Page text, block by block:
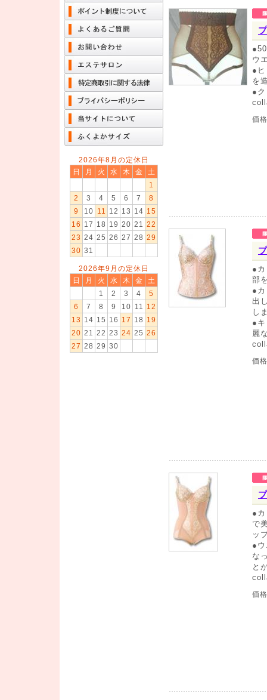
2026年8月の定休日
日
月 火 水 木 金
土
1
2
3 4 5 6 7
8
9
10 11 12 13 14 15
16
17 18 19 20 21
22
23 24 25 26 27 28 29
30 31
2026年9月の定休日
日
月 火 水 木 金
土
1
2 3 4
5
6
7 8 9 10 11
12
13
14 15 16 17 18
19
20 21 22 23 24 25 26
27 28 29 30
ウ
●
を
●
価格
●
部
●
出
し
●
麗
価格
●
で
ッ
●
な
と
価格